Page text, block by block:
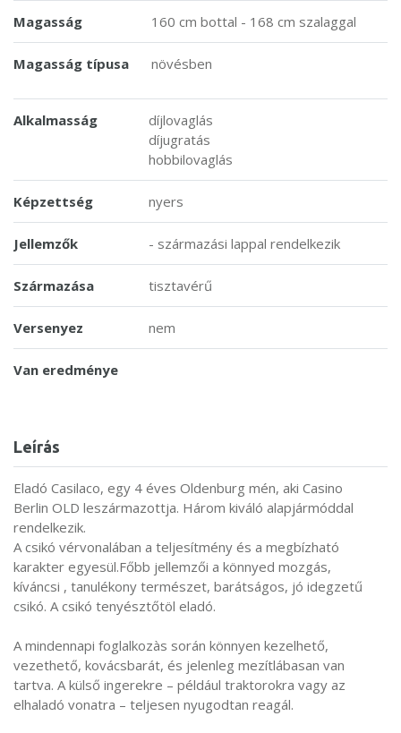
Magasság 160 cm bottal - 168 cm szalaggal
Magasság típusa növésben
Alkalmasság
díjlovaglás
díjugratás
hobbilovaglás
Képzettség nyers
Jellemzők - származási lappal rendelkezik
Származása tisztavérű
Versenyez nem
Van eredménye
Leírás
Eladó Casilaco, egy 4 éves Oldenburg mén, aki Casino
Berlin OLD leszármazottja. Három kiváló alapjármóddal
rendelkezik.
A csikó vérvonalában a teljesítmény és a megbízható
karakter egyesül.Főbb jellemzői a könnyed mozgás,
kíváncsi , tanulékony természet, barátságos, jó idegzetű
csikó. A csikó tenyésztőtöl eladó.
A mindennapi foglalkozàs során könnyen kezelhető,
vezethető, kovácsbarát, és jelenleg mezítlábasan van
tartva. A külső ingerekre – például traktorokra vagy az
elhaladó vonatra – teljesen nyugodtan reagál.